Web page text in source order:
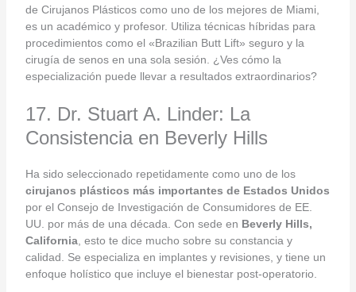
de Cirujanos Plásticos como uno de los mejores de Miami,
es un académico y profesor. Utiliza técnicas híbridas para
procedimientos como el «Brazilian Butt Lift» seguro y la
cirugía de senos en una sola sesión. ¿Ves cómo la
especialización puede llevar a resultados extraordinarios?
17. Dr. Stuart A. Linder: La
Consistencia en Beverly Hills
Ha sido seleccionado repetidamente como uno de los
cirujanos plásticos más importantes de Estados Unidos
por el Consejo de Investigación de Consumidores de EE.
UU. por más de una década. Con sede en Beverly Hills,
California, esto te dice mucho sobre su constancia y
calidad. Se especializa en implantes y revisiones, y tiene un
enfoque holístico que incluye el bienestar post-operatorio.